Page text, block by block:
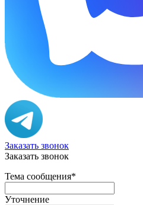
Заказать звонок
Заказать звонок
Тема сообщения*
Уточнение